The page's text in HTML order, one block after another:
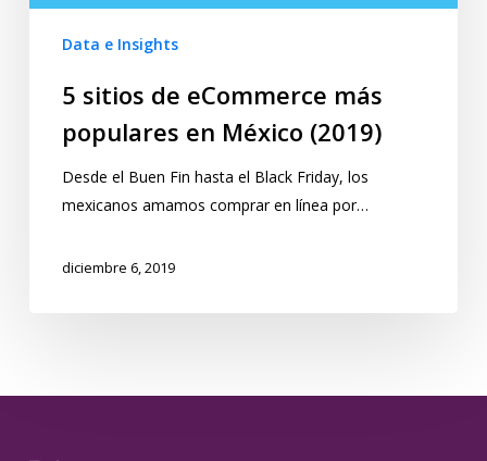
Data e Insights
5 sitios de eCommerce más
populares en México (2019)
Desde el Buen Fin hasta el Black Friday, los
mexicanos amamos comprar en línea por…
diciembre 6, 2019